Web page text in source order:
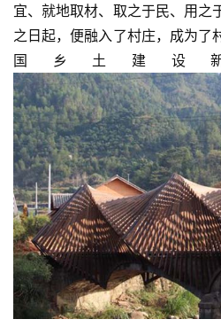
宜、就地取材、取之于民、用之
之日起，便融入了村庄，成为了
国乡土建设